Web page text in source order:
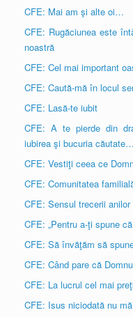
CFE: Mai am şi alte oi…
CFE: Rugăciunea este
noastră
CFE: Cel mai important
CFE: Caută-mă în locul
CFE: Lasă-te iubit
CFE: A te pierde din
iubirea şi bucuria căutate…
CFE: Vestiţi ceea ce
CFE: Comunitatea
CFE: Sensul trecerii anilor
CFE: „Pentru a-ţi spune
CFE: Să învăţăm să
CFE: Când pare că
CFE: La lucrul cel mai
CFE: Isus niciodată nu